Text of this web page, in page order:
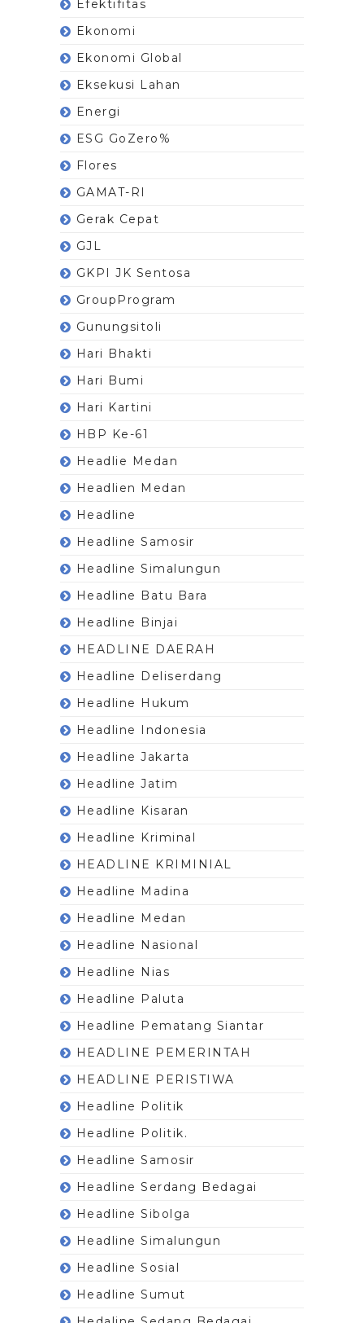
Efektifitas
Ekonomi
Ekonomi Global
Eksekusi Lahan
Energi
ESG GoZero%
Flores
GAMAT-RI
Gerak Cepat
GJL
GKPI JK Sentosa
GroupProgram
Gunungsitoli
Hari Bhakti
Hari Bumi
Hari Kartini
HBP Ke-61
Headlie Medan
Headlien Medan
Headline
Headline Samosir
Headline Simalungun
Headline Batu Bara
Headline Binjai
HEADLINE DAERAH
Headline Deliserdang
Headline Hukum
Headline Indonesia
Headline Jakarta
Headline Jatim
Headline Kisaran
Headline Kriminal
HEADLINE KRIMINIAL
Headline Madina
Headline Medan
Headline Nasional
Headline Nias
Headline Paluta
Headline Pematang Siantar
HEADLINE PEMERINTAH
HEADLINE PERISTIWA
Headline Politik
Headline Politik.
Headline Samosir
Headline Serdang Bedagai
Headline Sibolga
Headline Simalungun
Headline Sosial
Headline Sumut